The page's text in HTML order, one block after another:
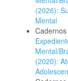
(2026):
Mental
Mental/
(2020):